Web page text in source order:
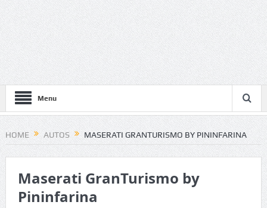
Menu
HOME AUTOS MASERATI GRANTURISMO BY PININFARINA
Maserati GranTurismo by
Pininfarina